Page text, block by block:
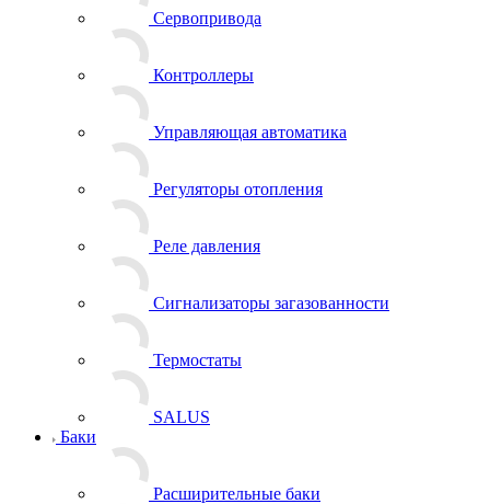
Сервопривода
Контроллеры
Управляющая автоматика
Регуляторы отопления
Реле давления
Сигнализаторы загазованности
Термостаты
SALUS
Баки
Расширительные баки